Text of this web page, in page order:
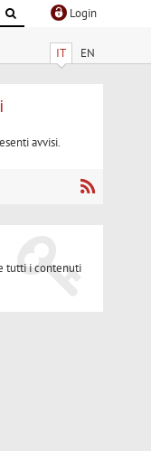
Login
IT EN
avvisi.
tutti i contenuti